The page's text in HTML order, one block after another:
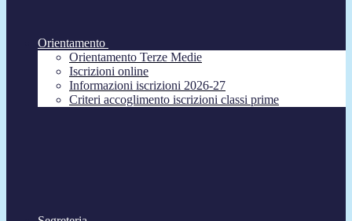
Orientamento
Orientamento Terze Medie
Iscrizioni online
Informazioni iscrizioni 2026-27
Criteri accoglimento iscrizioni classi prime